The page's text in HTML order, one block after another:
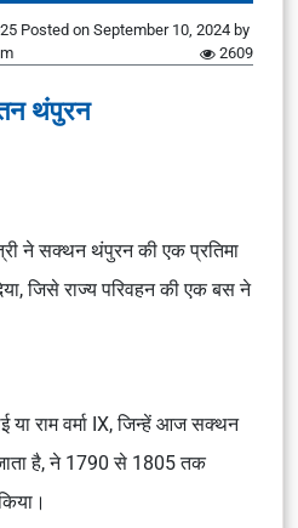
Posted on September 10, 2024 by
2609
थंपुरन
ने सक्थन थंपुरन की एक प्रतिमा
जिसे राज्य परिवहन की एक बस ने
या राम वर्मा IX, जिन्हें आज सक्थन
है, ने 1790 से 1805 तक